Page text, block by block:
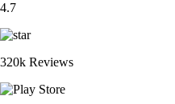
4.7
320k Reviews